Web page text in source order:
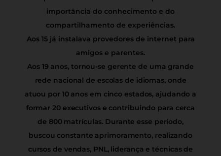
importância do conhecimento e do
compartilhamento de experiências.
Aos 15 já instalava provedores de internet para
amigos e parentes.
Aos 19 anos, tornou-se gerente de uma grande
rede nacional de escolas de idiomas, onde
atuou por 10 anos em cinco estados, ajudando a
formar 20 executivos e contribuindo para cerca
de 800 matrículas. Durante esse período,
buscou constante aprimoramento, realizando
cursos de vendas, PNL, liderança e técnicas de